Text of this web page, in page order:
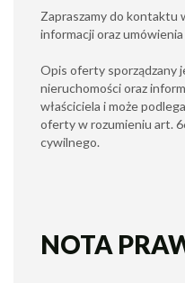
Zapraszamy do kontaktu
informacji oraz
Opis oferty sporządzany
nieruchomości oraz
właściciela i może
oferty w rozumieniu art.
cywilnego.
NOTA